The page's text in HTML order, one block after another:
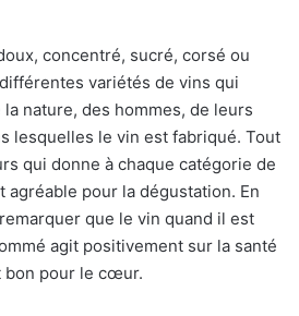
concentré, sucré, corsé ou
variétés de vins qui
nature, des hommes, de leurs
lesquelles le vin est fabriqué. Tout
qui donne à chaque catégorie de
agréable pour la dégustation. En
que le vin quand il est
agit positivement sur la santé
bon pour le cœur.